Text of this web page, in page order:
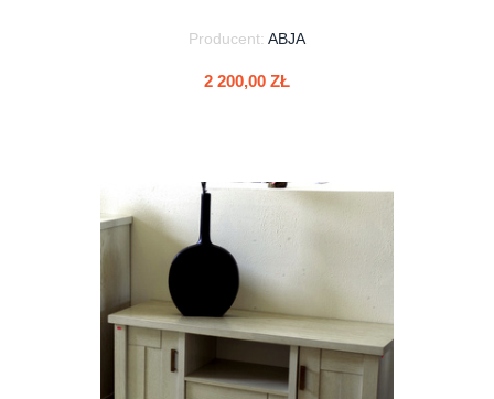
Producent: ABJA
2 200,00 ZŁ
do koszyka